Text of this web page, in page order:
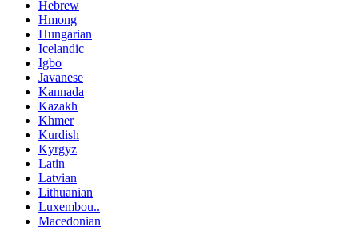
Hebrew
Hmong
Hungarian
Icelandic
Igbo
Javanese
Kannada
Kazakh
Khmer
Kurdish
Kyrgyz
Latin
Latvian
Lithuanian
Luxembou..
Macedonian